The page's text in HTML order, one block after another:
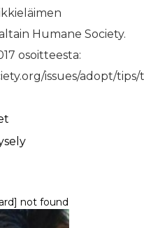
Humane Society.
osoitteesta:
issues/adopt/
not found